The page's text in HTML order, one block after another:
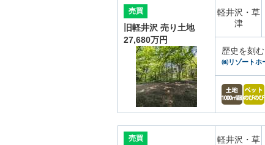
売買
旧軽井沢 売り土地
27,680万円
軽井沢・草
津
歴史を刻
㈱リゾートホ
売買
軽井沢・草